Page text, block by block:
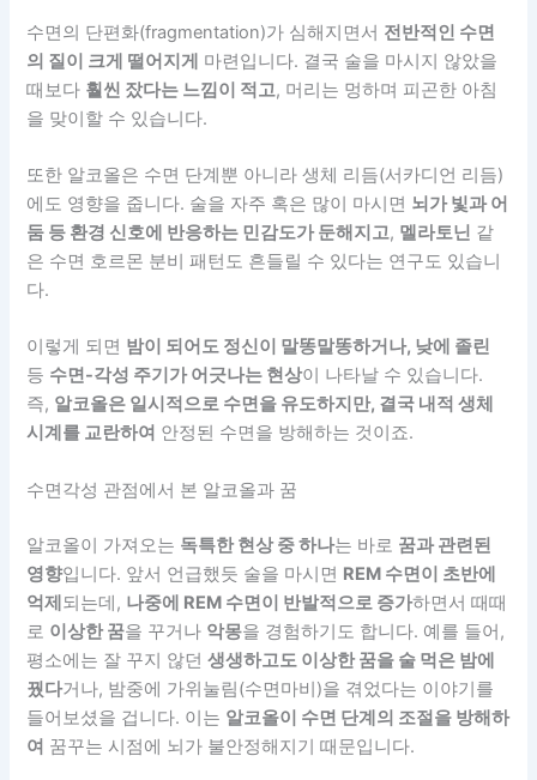
수면의 단편화(fragmentation)가 심해지면서 전반적인 수면
의 질이 크게 떨어지게 마련입니다. 결국 술을 마시지 않았을
때보다 훨씬 잤다는 느낌이 적고, 머리는 멍하며 피곤한 아침
을 맞이할 수 있습니다.
또한 알코올은 수면 단계뿐 아니라 생체 리듬(서카디언 리듬)
에도 영향을 줍니다. 술을 자주 혹은 많이 마시면 뇌가 빛과 어
둠 등 환경 신호에 반응하는 민감도가 둔해지고, 멜라토닌 같
은 수면 호르몬 분비 패턴도 흔들릴 수 있다는 연구도 있습니
다.
이렇게 되면 밤이 되어도 정신이 말똥말똥하거나, 낮에 졸린
등 수면-각성 주기가 어긋나는 현상이 나타날 수 있습니다.
즉, 알코올은 일시적으로 수면을 유도하지만, 결국 내적 생체
시계를 교란하여 안정된 수면을 방해하는 것이죠.
수면각성 관점에서 본 알코올과 꿈
알코올이 가져오는 독특한 현상 중 하나는 바로 꿈과 관련된
영향입니다. 앞서 언급했듯 술을 마시면 REM 수면이 초반에
억제 되는데, 나중에 REM 수면이 반발적으로 증가하면서 때때
로 이상한 꿈을 꾸거나 악몽을 경험하기도 합니다. 예를 들어,
평소에는 잘 꾸지 않던생생하고도 이상한 꿈을 술 먹은 밤에
꿨다거나, 밤중에 가위눌림(수면마비)을 겪었다는 이야기를
들어보셨을 겁니다. 이는 알코올이 수면 단계의 조절을 방해하
여 꿈꾸는 시점에 뇌가 불안정해지기 때문입니다.